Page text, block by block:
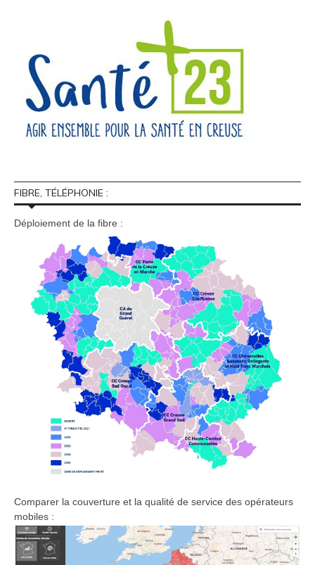
FIBRE, TÉLÉPHONIE :
Déploiement de la fibre :
Comparer la couverture et la qualité de service des opérateurs
mobiles :